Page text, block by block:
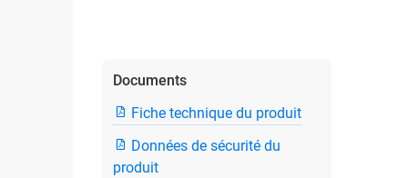
Documents
Fiche technique du produit
Données de sécurité du
produit